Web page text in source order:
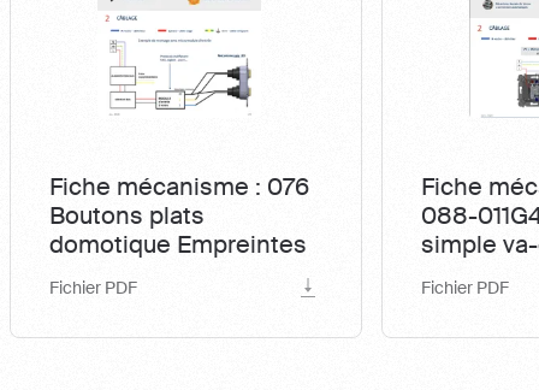
Fiche mécanisme : 076
Boutons plats
domotique Empreintes
Fichier PDF
Fiche
088-
simple
Fichier PDF